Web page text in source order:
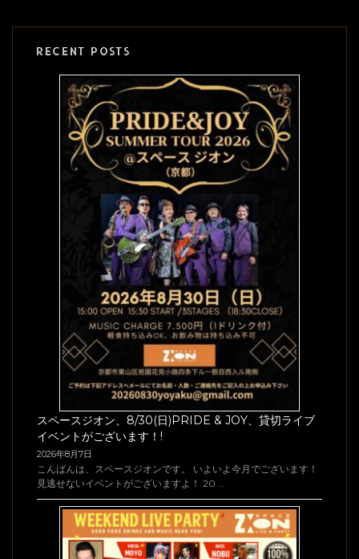
RECENT POSTS
スペースジオン、8/30(日)PRIDE & JOY、貸切ライブ
イベントがございます！!
2026年8月7日
こんばんは、スペースジオンです。 いよいよ今月でございます！
見逃せないイベントがございますよ！ 20 …